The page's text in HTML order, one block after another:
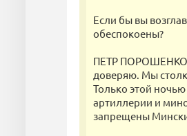
Если бы вы
обеспокоены?
ПЕТР ПОРОШЕНКО:
доверяю. Мы
Только этой
артиллерии и
запрещены